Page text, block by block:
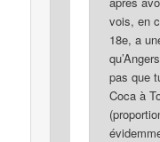
vois, en
18e, a
pas que
Coca à